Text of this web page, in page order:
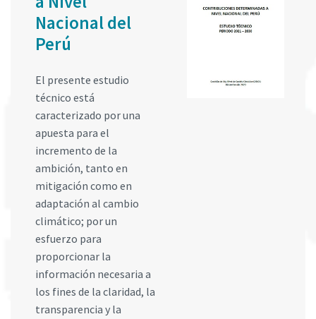
Nacional del
Perú
El presente estudio
técnico está
caracterizado por una
apuesta para el
incremento de la
ambición, tanto en
mitigación como en
adaptación al cambio
climático; por un
esfuerzo para
proporcionar la
información necesaria a
los fines de la claridad, la
transparencia y la